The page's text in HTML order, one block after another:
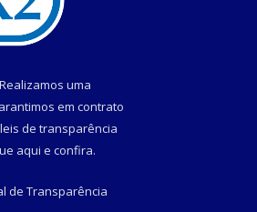
uma
em contrato
de transparência
aqui e confira.
de Transparência